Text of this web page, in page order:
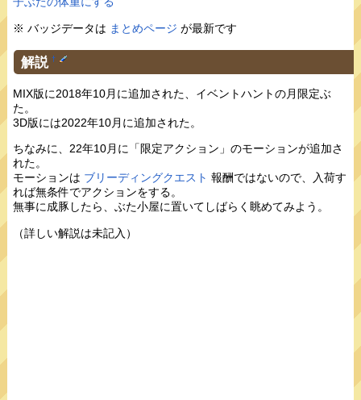
※ バッジデータは まとめページ が最新です
解説 †
MIX版に2018年10月に追加された、イベントハントの月限定ぶ
た。
3D版には2022年10月に追加された。
ちなみに、22年10月に「限定アクション」のモーションが追加さ
れた。
モーションは ブリーディングクエスト 報酬ではないので、入荷す
れば無条件でアクションをする。
無事に成豚したら、ぶた小屋に置いてしばらく眺めてみよう。
（詳しい解説は未記入）